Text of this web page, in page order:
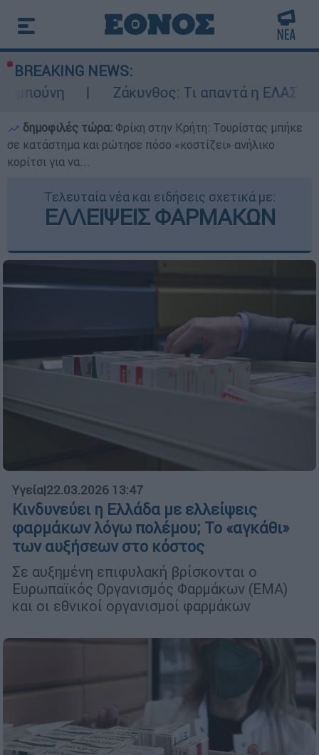
BREAKING NEWS:
Ζάκυνθος: Τι απαντά η ΕΛΑΣ για τους 8
δημοφιλές τώρα: Φρίκη στην Κρήτη: Τουρίστας μπήκε
σε κατάστημα και ρώτησε πόσο «κοστίζει» ανήλικο
κορίτσι για να...
Τελευταία νέα και ειδήσεις σχετικά με:
ΕΛΛΕΙΨΕΙΣ ΦΑΡΜΑΚΩΝ
Υγεία|22.03.2026 13:47
Κινδυνεύει η Ελλάδα με ελλείψεις
φαρμάκων λόγω πολέμου; Το «αγκάθι»
των αυξήσεων στο κόστος
Σε αυξημένη επιφυλακή βρίσκονται ο
Ευρωπαϊκός Οργανισμός Φαρμάκων (EMA)
και οι εθνικοί οργανισμοί φαρμάκων